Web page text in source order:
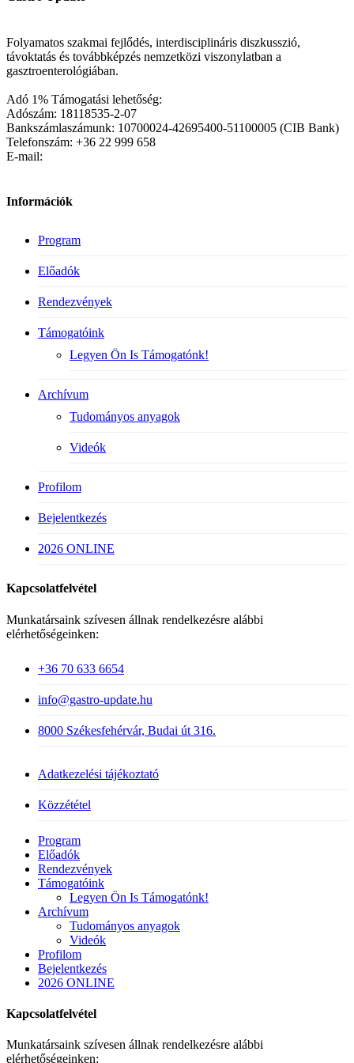
Folyamatos szakmai fejlődés, interdisciplináris diszkusszió,
távoktatás és továbbképzés nemzetközi viszonylatban a
gasztroenterológiában.
Adó 1% Támogatási lehetőség:
Adószám: 18118535-2-07
Bankszámlaszámunk: 10700024-42695400-51100005 (CIB Bank)
Telefonszám: +36 22 999 658
E-mail:
Információk
Program
Előadók
Rendezvények
Támogatóink
Legyen Ön Is Támogatónk!
Archívum
Tudományos anyagok
Videók
Profilom
Bejelentkezés
2026 ONLINE
Kapcsolatfelvétel
Munkatársaink szívesen állnak rendelkezésre alábbi
elérhetőségeinken:
+36 70 633 6654
info@gastro-update.hu
8000 Székesfehérvár, Budai út 316.
Adatkezelési tájékoztató
Közzététel
Close
Menu
Program
Előadók
Rendezvények
Támogatóink
Legyen Ön Is Támogatónk!
Archívum
Tudományos anyagok
Videók
Profilom
Bejelentkezés
2026 ONLINE
Kapcsolatfelvétel
Munkatársaink szívesen állnak rendelkezésre alábbi
elérhetőségeinken: